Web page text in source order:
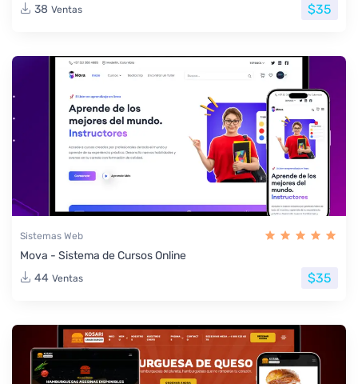
38 Ventas $35
Sistemas Web
Mova - Sistema de Cursos Online
44 Ventas $35